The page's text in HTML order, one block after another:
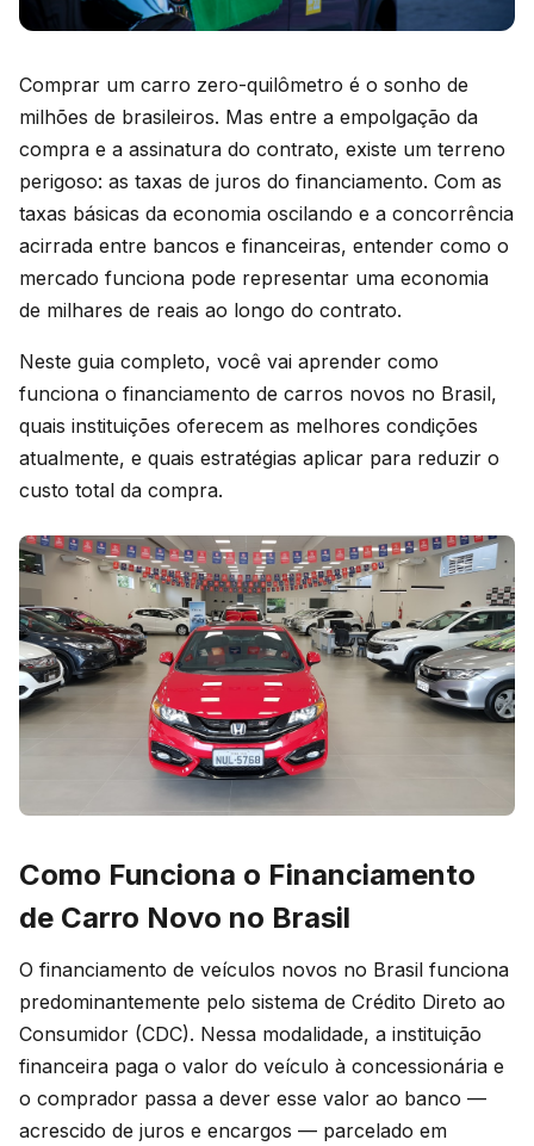
Comprar um carro zero-quilômetro é o sonho de
milhões de brasileiros. Mas entre a empolgação da
compra e a assinatura do contrato, existe um terreno
perigoso: as taxas de juros do financiamento. Com as
taxas básicas da economia oscilando e a concorrência
acirrada entre bancos e financeiras, entender como o
mercado funciona pode representar uma economia
de milhares de reais ao longo do contrato.
Neste guia completo, você vai aprender como
funciona o financiamento de carros novos no Brasil,
quais instituições oferecem as melhores condições
atualmente, e quais estratégias aplicar para reduzir o
custo total da compra.
Como Funciona o Financiamento
de Carro Novo no Brasil
O financiamento de veículos novos no Brasil funciona
predominantemente pelo sistema de Crédito Direto ao
Consumidor (CDC). Nessa modalidade, a instituição
financeira paga o valor do veículo à concessionária e
o comprador passa a dever esse valor ao banco —
acrescido de juros e encargos — parcelado em